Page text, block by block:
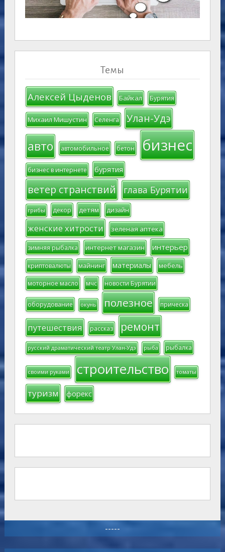
Темы
Алексей Цыденов Байкал Бурятия
Михаил Мишустин Селенга Улан-Удэ
авто автомобильное бетон бизнес
бизнес в интернете бурятия
ветер странствий глава Бурятии
грибы декор детям дизайн
женские хитрости зеленая аптека
зимняя рыбалка интернет магазин интерьер
криптовалюты майнинг материалы мебель
моторное масло мчс новости Бурятии
оборудование окунь полезное прическа
путешествия рассказ ремонт
русский драматический театр Улан-Удэ рыба рыбалка
своими руками строительство томаты
туризм форекс
-----